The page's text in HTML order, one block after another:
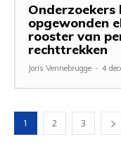
opgewonden
rooster van
rechttrekken
Joris Vennebrugge - 4
1 2 3